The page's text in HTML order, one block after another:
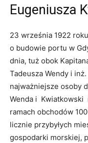
Eugeniusza
23 września 1922
o budowie portu w
dnia, tuż obok
Tadeusza Wendy i
najważniejsze osoby
Wenda i Kwiatkowski
ramach obchodów
licznie przybyłych
gospodarki morskiej,